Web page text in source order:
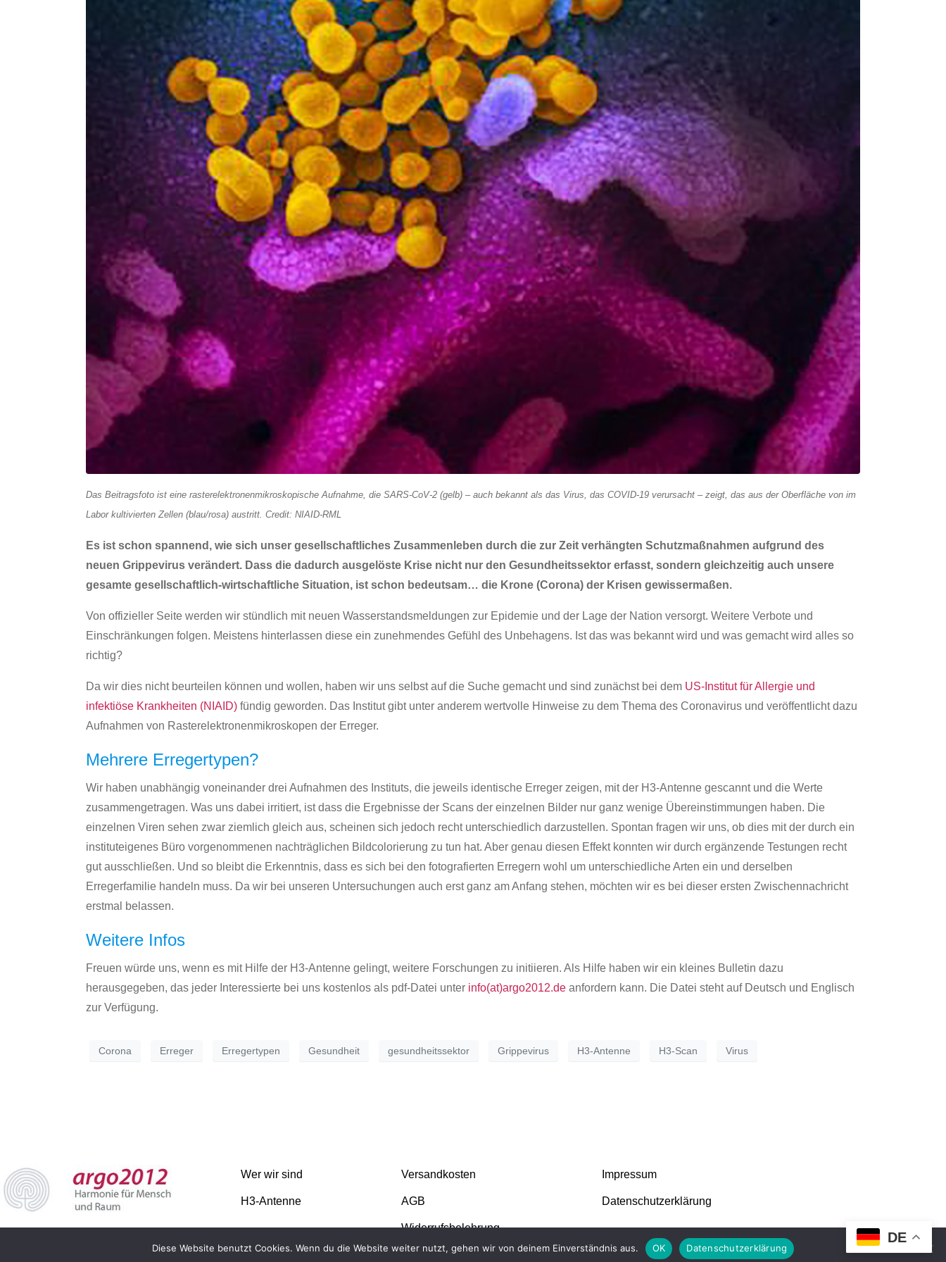
Das Beitragsfoto ist eine rasterelektronenmikroskopische Aufnahme, die SARS-CoV-2 (gelb) – auch bekannt als das Virus, das COVID-19 verursacht – zeigt, das aus der Oberfläche von im
Labor kultivierten Zellen (blau/rosa) austritt. Credit: NIAID-RML
Es ist schon spannend, wie sich unser gesellschaftliches Zusammenleben durch die zur Zeit verhängten Schutzmaßnahmen aufgrund des
neuen Grippevirus verändert. Dass die dadurch ausgelöste Krise nicht nur den Gesundheitssektor erfasst, sondern gleichzeitig auch unsere
gesamte gesellschaftlich-wirtschaftliche Situation, ist schon bedeutsam… die Krone (Corona) der Krisen gewissermaßen.
Von offizieller Seite werden wir stündlich mit neuen Wasserstandsmeldungen zur Epidemie und der Lage der Nation versorgt. Weitere Verbote und
Einschränkungen folgen. Meistens hinterlassen diese ein zunehmendes Gefühl des Unbehagens. Ist das was bekannt wird und was gemacht wird alles so
richtig?
Da wir dies nicht beurteilen können und wollen, haben wir uns selbst auf die Suche gemacht und sind zunächst bei dem US-Institut für Allergie und
infektiöse Krankheiten (NIAID) fündig geworden. Das Institut gibt unter anderem wertvolle Hinweise zu dem Thema des Coronavirus und veröffentlicht dazu
Aufnahmen von Rasterelektronenmikroskopen der Erreger.
Mehrere Erregertypen?
Wir haben unabhängig voneinander drei Aufnahmen des Instituts, die jeweils identische Erreger zeigen, mit der H3-Antenne gescannt und die Werte
zusammengetragen. Was uns dabei irritiert, ist dass die Ergebnisse der Scans der einzelnen Bilder nur ganz wenige Übereinstimmungen haben. Die
einzelnen Viren sehen zwar ziemlich gleich aus, scheinen sich jedoch recht unterschiedlich darzustellen. Spontan fragen wir uns, ob dies mit der durch ein
instituteigenes Büro vorgenommenen nachträglichen Bildcolorierung zu tun hat. Aber genau diesen Effekt konnten wir durch ergänzende Testungen recht
gut ausschließen. Und so bleibt die Erkenntnis, dass es sich bei den fotografierten Erregern wohl um unterschiedliche Arten ein und derselben
Erregerfamilie handeln muss. Da wir bei unseren Untersuchungen auch erst ganz am Anfang stehen, möchten wir es bei dieser ersten Zwischennachricht
erstmal belassen.
Weitere Infos
Freuen würde uns, wenn es mit Hilfe der H3-Antenne gelingt, weitere Forschungen zu initiieren. Als Hilfe haben wir ein kleines Bulletin dazu
herausgegeben, das jeder Interessierte bei uns kostenlos als pdf-Datei unter info(at)argo2012.de anfordern kann. Die Datei steht auf Deutsch und Englisch
zur Verfügung.
Corona Erreger Erregertypen Gesundheit gesundheitssektor Grippevirus H3-Antenne H3-Scan Virus
Wer wir sind
H3-Antenne
Versandkosten
AGB
Widerrufsbelehrung
Impressum
Datenschutzerklärung
DE
Diese Website benutzt Cookies. Wenn du die Website weiter nutzt, gehen wir von deinem Einverständnis aus. OK Datenschutzerklärung